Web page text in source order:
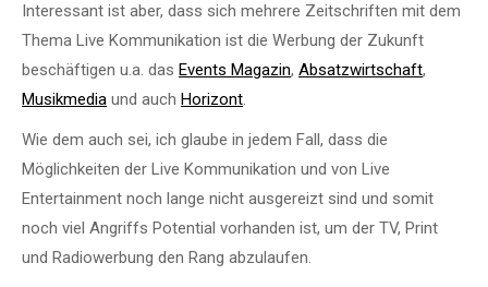
Interessant ist aber, dass sich mehrere Zeitschriften mit dem
Thema Live Kommunikation ist die Werbung der Zukunft
beschäftigen u.a. das Events Magazin, Absatzwirtschaft,
Musikmedia und auch Horizont.
Wie dem auch sei, ich glaube in jedem Fall, dass die
Möglichkeiten der Live Kommunikation und von Live
Entertainment noch lange nicht ausgereizt sind und somit
noch viel Angriffs Potential vorhanden ist, um der TV, Print
und Radiowerbung den Rang abzulaufen.